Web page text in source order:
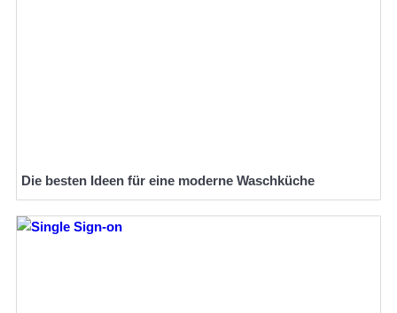
Die besten Ideen für eine moderne Waschküche